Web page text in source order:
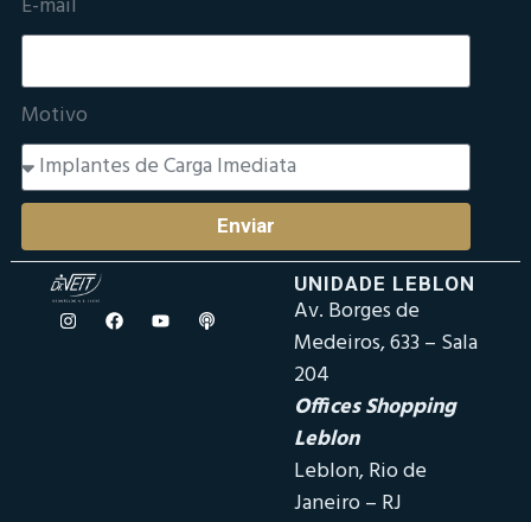
Motivo
Enviar
UNIDADE LEBLON
Av. Borges de
Medeiros, 633 – Sala
204
Offices Shopping
Leblon
Leblon, Rio de
Janeiro – RJ